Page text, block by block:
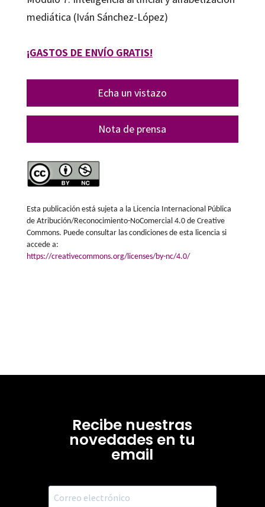
mediática (Iván Sánchez-López)
¡GASTOS DE ENVÍO GRATIS!
Echa un vistazo
Nota de prensa
Esta publicación está sujeta a la Licencia Internacional Pública
de Atribución/Reconocimiento-NoComercial 4.0 de Creative
Commons. Puede consultar las condiciones de esta licencia si
accede a:
https://creativecommons.org/licenses/by-nc/4.0/
Recibe nuestras
novedades en tu
email